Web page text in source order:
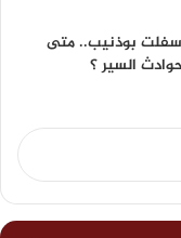
بوذنيب.. متى
السير ؟